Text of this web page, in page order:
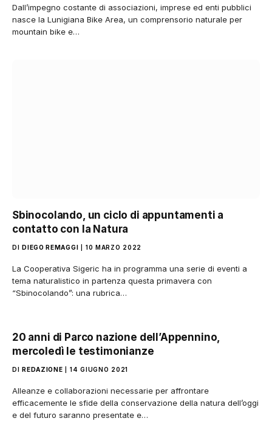
Dall’impegno costante di associazioni, imprese ed enti pubblici
nasce la Lunigiana Bike Area, un comprensorio naturale per
mountain bike e…
Sbinocolando, un ciclo di appuntamenti a
contatto con la Natura
DI DIEGO REMAGGI 10 MARZO 2022
La Cooperativa Sigeric ha in programma una serie di eventi a
tema naturalistico in partenza questa primavera con
“Sbinocolando”: una rubrica…
20 anni di Parco nazione dell’Appennino,
mercoledì le testimonianze
DI REDAZIONE 14 GIUGNO 2021
Alleanze e collaborazioni necessarie per affrontare
efficacemente le sfide della conservazione della natura dell’oggi
e del futuro saranno presentate e…